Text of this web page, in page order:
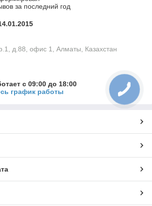
за последний год
д.88, офис 1, Алматы, Казахстан
с 09:00 до 18:00
график работы